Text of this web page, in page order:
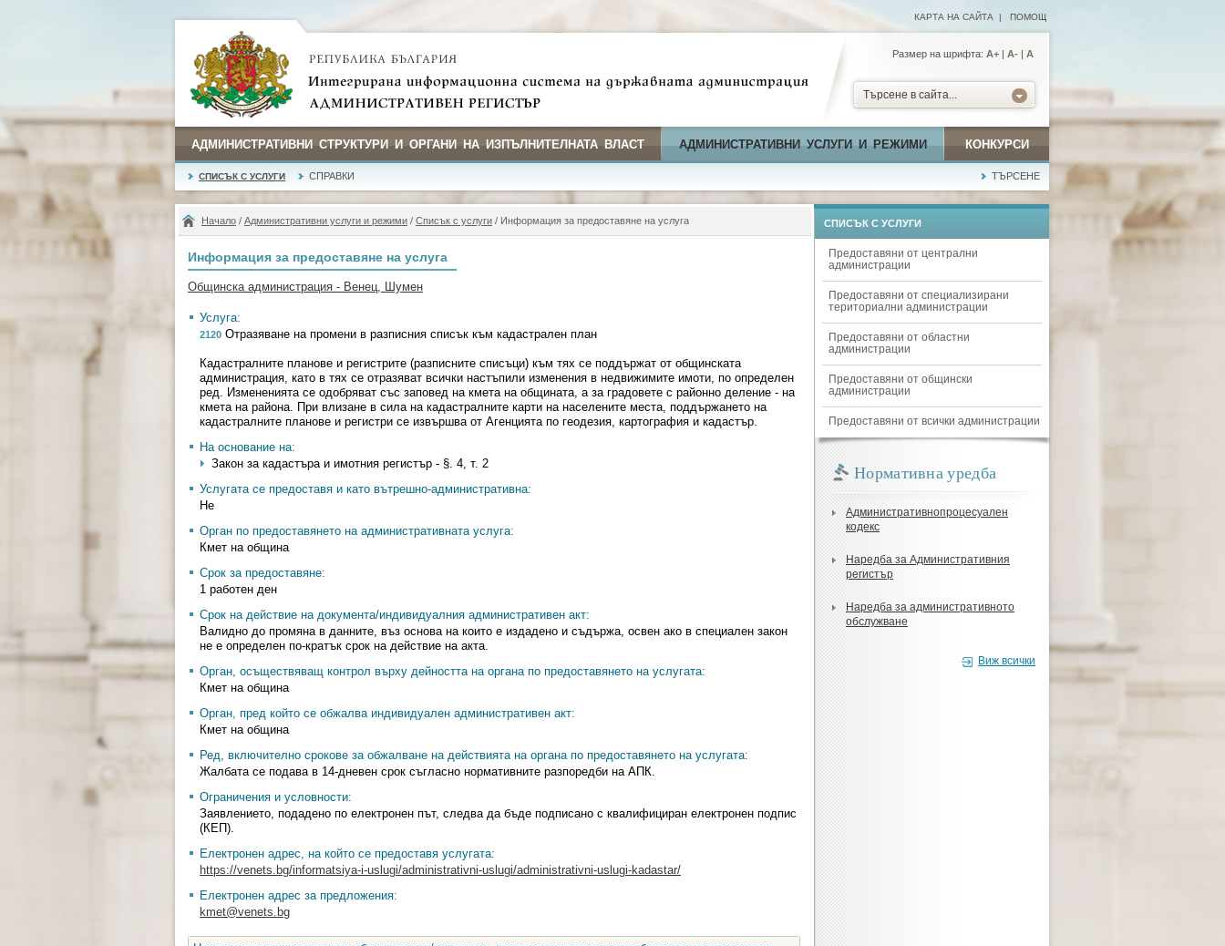
КАРТА НА САЙТА | ПОМОЩ
Размер на шрифта: А+ | A- | A
Търсене в сайта...
АДМИНИСТРАТИВНИ СТРУКТУРИ И ОРГАНИ НА ИЗПЪЛНИТЕЛНАТА ВЛАСТ АДМИНИСТРАТИВНИ УСЛУГИ И РЕЖИМИ КОНКУРСИ
СПИСЪК С УСЛУГИ СПРАВКИ ТЪРСЕНЕ
Начало / Административни услуги и режими / Списък с услуги / Информация за предоставяне на услуга
Информация за предоставяне на услуга
Общинска администрация - Венец, Шумен
Услуга:
2120 Отразяване на промени в разписния списък към кадастрален план
Кадастралните планове и регистрите (разписните списъци) към тях се поддържат от общинската
администрация, като в тях се отразяват всички настъпили изменения в недвижимите имоти, по определен
ред. Измененията се одобряват със заповед на кмета на общината, а за градовете с районно деление - на
кмета на района. При влизане в сила на кадастралните карти на населените места, поддържането на
кадастралните планове и регистри се извършва от Агенцията по геодезия, картография и кадастър.
На основание на:
Закон за кадастъра и имотния регистър - §. 4, т. 2
Услугата се предоставя и като вътрешно-административна:
Не
Орган по предоставянето на административната услуга:
Кмет на община
Срок за предоставяне:
1 работен ден
Срок на действие на документа/индивидуалния административен акт:
Валидно до промяна в данните, въз основа на които е издадено и съдържа, освен ако в специален закон
не е определен по-кратък срок на действие на акта.
Орган, осъществяващ контрол върху дейността на органа по предоставянето на услугата:
Кмет на община
Орган, пред който се обжалва индивидуален административен акт:
Кмет на община
Ред, включително срокове за обжалване на действията на органа по предоставянето на услугата:
Жалбата се подава в 14-дневен срок съгласно нормативните разпоредби на АПК.
Ограничения и условности:
Заявлението, подадено по електронен път, следва да бъде подписано с квалифициран електронен подпис
(КЕП).
Електронен адрес, на който се предоставя услугата:
https://venets.bg/informatsiya-i-uslugi/administrativni-uslugi/administrativni-uslugi-kadastar/
Електронен адрес за предложения:
kmet@venets.bg
СПИСЪК С УСЛУГИ
Предоставяни от централни
администрации
Предоставяни от специализирани
териториални администрации
Предоставяни от областни
администрации
Предоставяни от общински
администрации
Предоставяни от всички администрации
Нормативна уредба
Административнопроцесуален
кодекс
Наредба за Административния
регистър
Наредба за административното
обслужване
Виж всички